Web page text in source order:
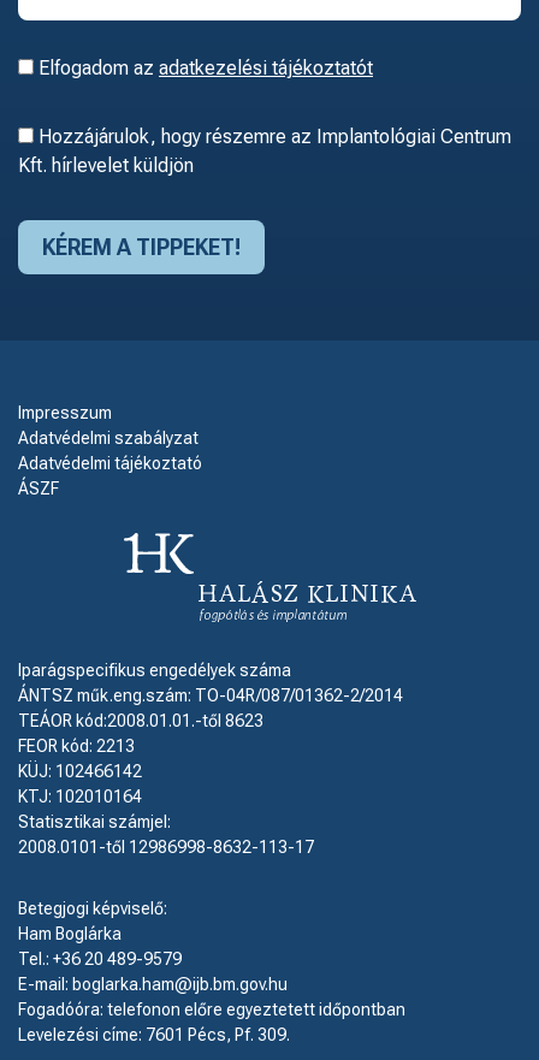
Elfogadom az adatkezelési tájékoztatót
Hozzájárulok, hogy részemre az Implantológiai Centrum
Kft. hírlevelet küldjön
Impresszum
Adatvédelmi szabályzat
Adatvédelmi tájékoztató
ÁSZF
Iparágspecifikus engedélyek száma
ÁNTSZ műk.eng.szám: TO-04R/087/01362-2/2014
TEÁOR kód:2008.01.01.-től 8623
FEOR kód: 2213
KÜJ: 102466142
KTJ: 102010164
Statisztikai számjel:
2008.0101-től 12986998-8632-113-17
Betegjogi képviselő:
Ham Boglárka
Tel.: +36 20 489-9579
E-mail: boglarka.ham@ijb.bm.gov.hu
Fogadóóra: telefonon előre egyeztetett időpontban
Levelezési címe: 7601 Pécs, Pf. 309.